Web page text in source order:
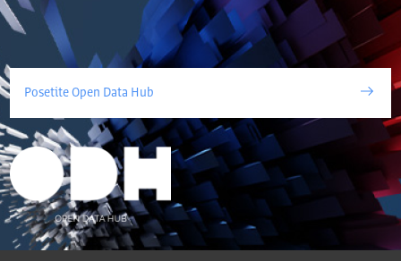
Posetite Open Data Hub